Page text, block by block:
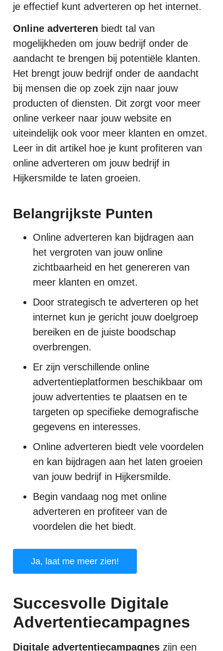
je effectief kunt adverteren op het internet.
Online adverteren biedt tal van
mogelijkheden om jouw bedrijf onder de
aandacht te brengen bij potentiële klanten.
Het brengt jouw bedrijf onder de aandacht
bij mensen die op zoek zijn naar jouw
producten of diensten. Dit zorgt voor meer
online verkeer naar jouw website en
uiteindelijk ook voor meer klanten en omzet.
Leer in dit artikel hoe je kunt profiteren van
online adverteren om jouw bedrijf in
Hijkersmilde te laten groeien.
Belangrijkste Punten
Online adverteren kan bijdragen aan
het vergroten van jouw online
zichtbaarheid en het genereren van
meer klanten en omzet.
Door strategisch te adverteren op het
internet kun je gericht jouw doelgroep
bereiken en de juiste boodschap
overbrengen.
Er zijn verschillende online
advertentieplatformen beschikbaar om
jouw advertenties te plaatsen en te
targeten op specifieke demografische
gegevens en interesses.
Online adverteren biedt vele voordelen
en kan bijdragen aan het laten groeien
van jouw bedrijf in Hijkersmilde.
Begin vandaag nog met online
adverteren en profiteer van de
voordelen die het biedt.
Ja, laat me meer zien!
Succesvolle Digitale
Advertentiecampagnes
Digitale advertentiecampagnes zijn een